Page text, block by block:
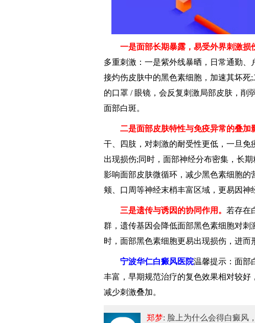
一是面部长期暴露，易受外界刺激损
多重刺激：一是紫外线暴晒，日常通勤
接灼伤皮肤中的黑色素细胞，加速其坏
的口罩 / 眼镜，会反复刺激局部皮肤，削
面部白斑。
二是面部皮肤特性与免疫异常的叠加
干、四肢，对刺激的耐受性更低，一旦
出现损伤;同时，面部神经分布密集，长
影响面部皮肤微循环，减少黑色素细胞
颊、口周等神经末梢丰富区域，更易因神
三是遗传与诱因的协同作用。 若存在
群，遗传基因会降低面部黑色素细胞对
时，面部黑色素细胞更易出现损伤，进而
宁波华仁白癜风医院温馨提示：面部
丰富，早期规范治疗的复色效果相对较好
减少刺激叠加。
郑梦: 脸上为什么会得白癜风